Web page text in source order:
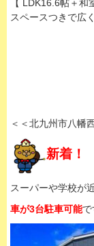
【 LDK16.6帖＋
スペースつきで
＜＜北九州市八幡
新着！
スーパーや学校が
車が3台駐車可能で